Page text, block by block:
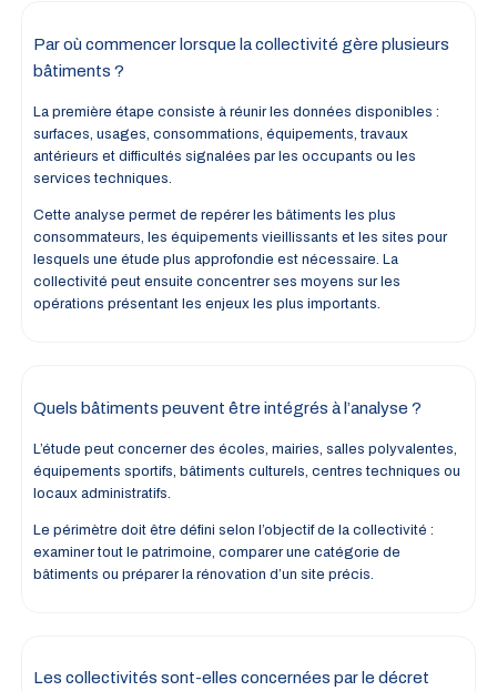
Par où commencer lorsque la collectivité gère plusieurs
bâtiments ?
La première étape consiste à réunir les données disponibles :
surfaces, usages, consommations, équipements, travaux
antérieurs et difficultés signalées par les occupants ou les
services techniques.
Cette analyse permet de repérer les bâtiments les plus
consommateurs, les équipements vieillissants et les sites pour
lesquels une étude plus approfondie est nécessaire. La
collectivité peut ensuite concentrer ses moyens sur les
opérations présentant les enjeux les plus importants.
Quels bâtiments peuvent être intégrés à l’analyse ?
L’étude peut concerner des écoles, mairies, salles polyvalentes,
équipements sportifs, bâtiments culturels, centres techniques ou
locaux administratifs.
Le périmètre doit être défini selon l’objectif de la collectivité :
examiner tout le patrimoine, comparer une catégorie de
bâtiments ou préparer la rénovation d’un site précis.
Les collectivités sont-elles concernées par le décret